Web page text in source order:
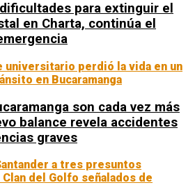
para extinguir el
en Charta, continúa el
son cada vez más
balance revela accidentes
graves